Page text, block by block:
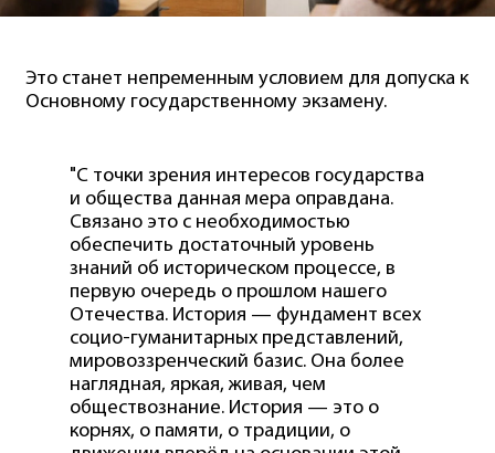
Это станет непременным условием для допуска к
Основному государственному экзамену.
"С точки зрения интересов государства
и общества данная мера оправдана.
Связано это с необходимостью
обеспечить достаточный уровень
знаний об историческом процессе, в
первую очередь о прошлом нашего
Отечества. История — фундамент всех
социо-гуманитарных представлений,
мировоззренческий базис. Она более
наглядная, яркая, живая, чем
обществознание. История — это о
корнях, о памяти, о традиции, о